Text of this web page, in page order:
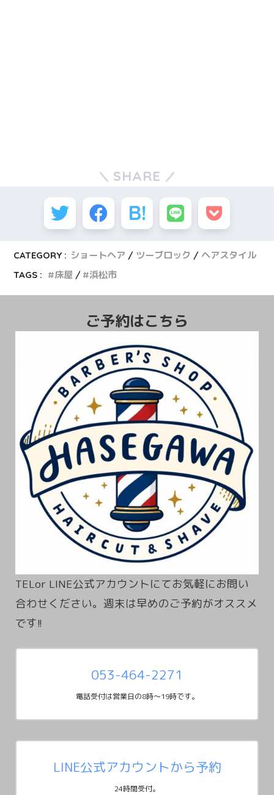
SHARE
CATEGORY : ショートヘア ツーブロック
ヘアスタイル
TAGS :
床屋 浜松市
ご予約はこちら
TELor LINE公式アカウントにてお気軽にお問い
合わせください。週末は早めのご予約がオススメ
053-464-2271
電話受付は営業日の8時～19時です。
LINE公式アカウントから予約
24時間受付。